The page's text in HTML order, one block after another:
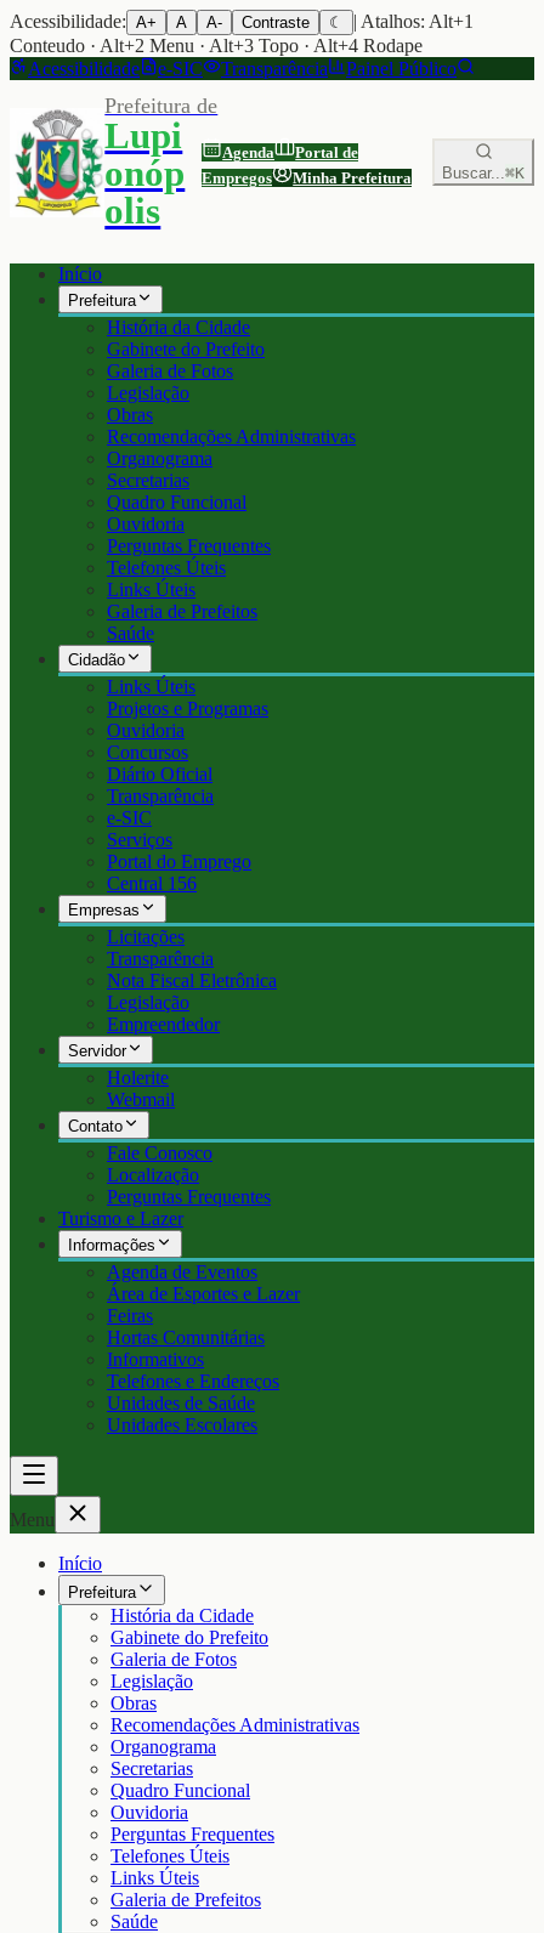
Acessibilidade: A+ A A- Contraste ☾
| Atalhos: Alt+1
Conteudo · Alt+2 Menu · Alt+3 Topo · Alt+4 Rodape
Acessibilidade
e-SIC Transparência Painel Público
Prefeitura de
Lupi
onóp
olis
Agenda
Portal de
Empregos
Minha Prefeitura Buscar...⌘K
Início
Prefeitura
História da Cidade
Gabinete do Prefeito
Galeria de Fotos
Legislação
Obras
Recomendações Administrativas
Organograma
Secretarias
Quadro Funcional
Ouvidoria
Perguntas Frequentes
Telefones Úteis
Links Úteis
Galeria de Prefeitos
Saúde
Cidadão
Links Úteis
Projetos e Programas
Ouvidoria
Concursos
Diário Oficial
Transparência
e-SIC
Serviços
Portal do Emprego
Central 156
Empresas
Licitações
Transparência
Nota Fiscal Eletrônica
Legislação
Empreendedor
Servidor
Holerite
Webmail
Contato
Fale Conosco
Localização
Perguntas Frequentes
Turismo e Lazer
Informações
Agenda de Eventos
Área de Esportes e Lazer
Feiras
Hortas Comunitárias
Informativos
Telefones e Endereços
Unidades de Saúde
Unidades Escolares
Menu
Início
Prefeitura
História da Cidade
Gabinete do Prefeito
Galeria de Fotos
Legislação
Obras
Recomendações Administrativas
Organograma
Secretarias
Quadro Funcional
Ouvidoria
Perguntas Frequentes
Telefones Úteis
Links Úteis
Galeria de Prefeitos
Saúde